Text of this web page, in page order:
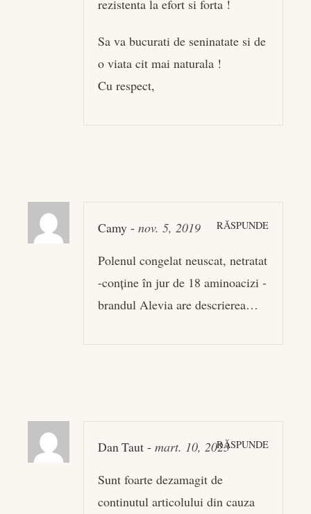
rezistenta la efort si forta !
Sa va bucurati de seninatate si de
o viata cit mai naturala !
Cu respect,
Camy - nov. 5, 2019 RĂSPUNDE
Polenul congelat neuscat, netratat
-conține în jur de 18 aminoacizi -
brandul Alevia are descrierea…
Dan Taut - mart. 10, 2023RĂSPUNDE
Sunt foarte dezamagit de
continutul articolului din cauza